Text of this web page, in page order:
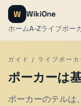
W WikiOne
ホームA-Zライブポー
ガイド / ライブポーカ
ポーカーは
ポーカーのテルは